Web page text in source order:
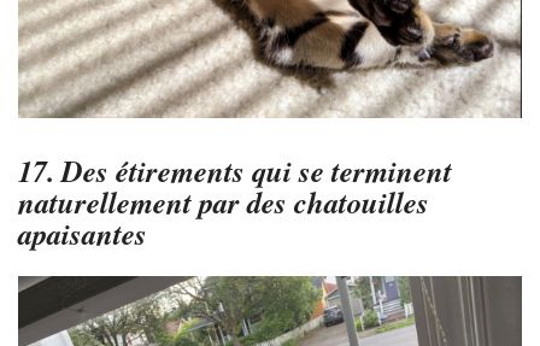
17. Des étirements qui se terminent
naturellement par des chatouilles
apaisantes